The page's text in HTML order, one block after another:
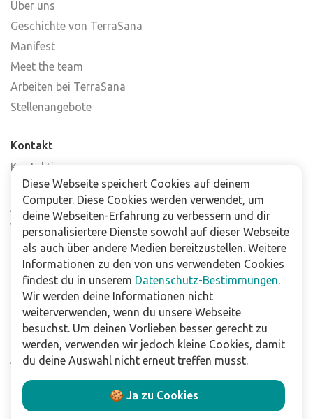
Über uns
Geschichte von TerraSana
Manifest
Meet the team
Arbeiten bei TerraSana
Stellenangebote
Kontakt
Kontaktiere uns
Häufig gestellte Fragen
Abonniere unseren Newsletter
Verkaufsstellen
Für Unternehmen
Downloads
Impressum
Datenschutzbestimmungen
Allgemeine Verkaufs- und Lieferbedingungen
Haftungsausschluss
Diese Webseite speichert Cookies auf deinem
Computer. Diese Cookies werden verwendet, um
deine Webseiten-Erfahrung zu verbessern und dir
personalisiertere Dienste sowohl auf dieser Webseite
als auch über andere Medien bereitzustellen. Weitere
Informationen zu den von uns verwendeten Cookies
findest du in unserem Datenschutz-Bestimmungen.
Wir werden deine Informationen nicht
weiterverwenden, wenn du unsere Webseite
besuchst. Um deinen Vorlieben besser gerecht zu
werden, verwenden wir jedoch kleine Cookies, damit
du deine Auswahl nicht erneut treffen musst.
🍪 Ja zu Cookies